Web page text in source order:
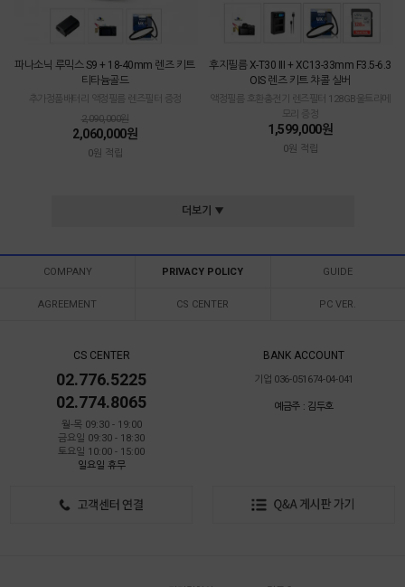
파나소닉 루믹스 S9 + 18-40mm 렌즈 키트
티타늄골드
추가정품배터리 액정필름 렌즈필터 증정
2,090,000원
2,060,000원
0원 적립
후지필름 X-T30 III + XC13-33mm F3.5-6.3
OIS 렌즈 키트 챠콜 실버
액정필름 호환충전기 렌즈필터 128GB울트라메
모리 증정
1,599,000원
0원 적립
더보기 ▼
COMPANY PRIVACY POLICY GUIDE
AGREEMENT CS CENTER PC VER.
CS CENTER
02.776.5225
02.774.8065
월-목 09:30 - 19:00
금요일 09:30 - 18:30
토요일 10:00 - 15:00
일요일 휴무
BANK ACCOUNT
기업 036-051674-04-041
예금주 : 김두호